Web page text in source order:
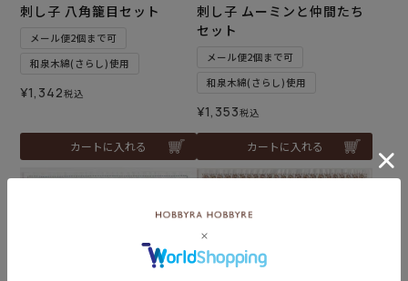
刺し子 八角籠目セット
メール便2個まで可
和泉木綿(さらし)使用
¥1,342税込
カートに入れる
刺し子 ムーミンと仲間たち
セット
メール便2個まで可
和泉木綿(さらし)使用
¥1,353税込
カートに入れる